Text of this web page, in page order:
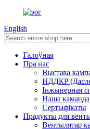
English
Галоўная
Пра нас
Выстава
НДДКР
Інжынерная
Наша каманда
Сертыфікаты
Прадукты для
Вентылятар